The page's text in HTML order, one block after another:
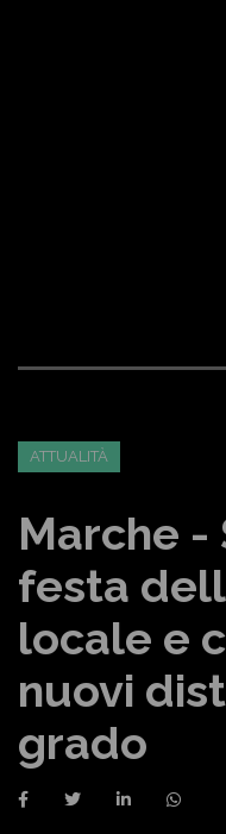
ATTUALITÀ
Marche -
festa
locale e
nuovi
grado